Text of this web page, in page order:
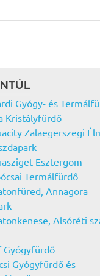
Gyógy- és
Kristályfürdő
Zalaegerszegi
Esztergom
Termálfürdő
Annagora
Alsóréti
Gyógyfürdő
Gyógyfürdő és